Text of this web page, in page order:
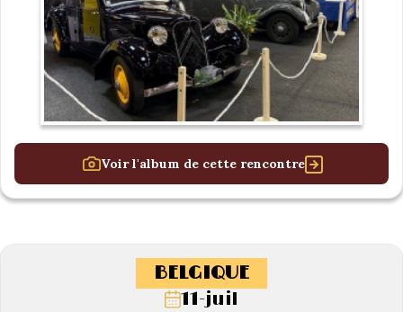
Voir l'album de cette rencontre
BELGIQUE
11-juil